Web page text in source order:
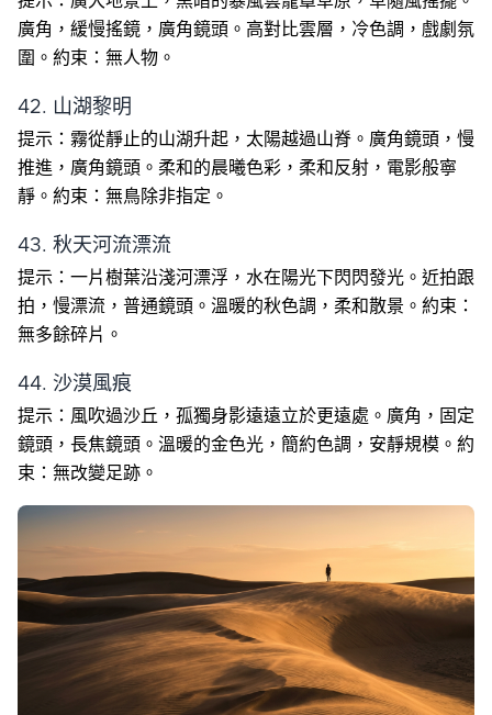
廣角，緩慢搖鏡，廣角鏡頭。高對比雲層，冷色調，戲劇氛
圍。約束：無人物。
42. 山湖黎明
提示：霧從靜止的山湖升起，太陽越過山脊。廣角鏡頭，慢
推進，廣角鏡頭。柔和的晨曦色彩，柔和反射，電影般寧
靜。約束：無鳥除非指定。
43. 秋天河流漂流
提示：一片樹葉沿淺河漂浮，水在陽光下閃閃發光。近拍跟
拍，慢漂流，普通鏡頭。溫暖的秋色調，柔和散景。約束：
無多餘碎片。
44. 沙漠風痕
提示：風吹過沙丘，孤獨身影遠遠立於更遠處。廣角，固定
鏡頭，長焦鏡頭。溫暖的金色光，簡約色調，安靜規模。約
束：無改變足跡。